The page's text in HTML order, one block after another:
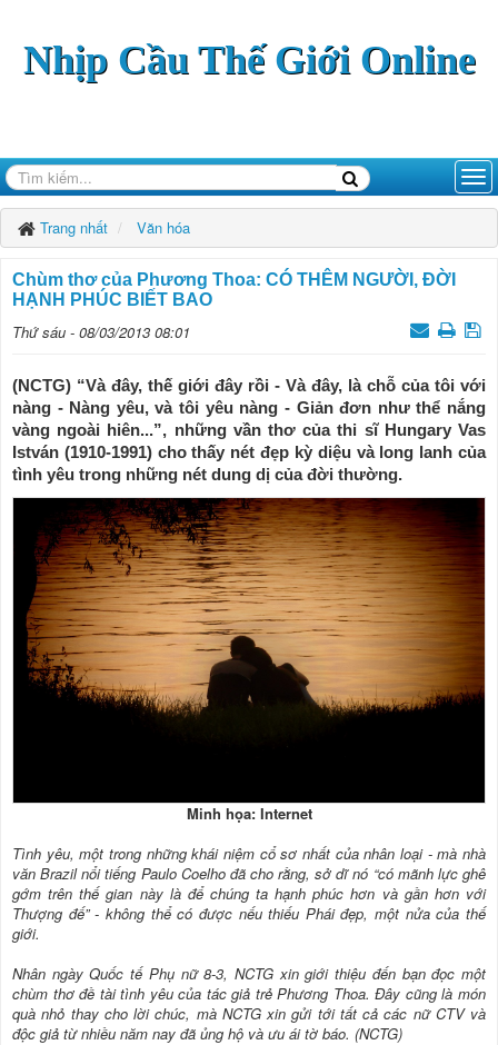
Nhịp Cầu Thế Giới Online
Trang nhất Văn hóa
Chùm thơ của Phương Thoa: CÓ THÊM NGƯỜI, ĐỜI
HẠNH PHÚC BIẾT BAO
Thứ sáu - 08/03/2013 08:01
(NCTG) “Và đây, thế giới đây rồi - Và đây, là chỗ của tôi với
nàng - Nàng yêu, và tôi yêu nàng - Giản đơn như thể nắng
vàng ngoài hiên...”, những vần thơ của thi sĩ Hungary Vas
István (1910-1991) cho thấy nét đẹp kỳ diệu và long lanh của
tình yêu trong những nét dung dị của đời thường.
Minh họa: Internet
Tình yêu, một trong những khái niệm cổ sơ nhất của nhân loại - mà nhà
văn Brazil nổi tiếng Paulo Coelho đã cho rằng, sở dĩ nó “có mãnh lực ghê
gớm trên thế gian này là để chúng ta hạnh phúc hơn và gần hơn với
Thượng đế” - không thể có được nếu thiếu Phái đẹp, một nửa của thế
giới.
Nhân ngày Quốc tế Phụ nữ 8-3, NCTG xin giới thiệu đến bạn đọc một
chùm thơ đề tài tình yêu của tác giả trẻ Phương Thoa. Đây cũng là món
quà nhỏ thay cho lời chúc, mà NCTG xin gửi tới tất cả các nữ CTV và
độc giả từ nhiều năm nay đã ủng hộ và ưu ái tờ báo. (NCTG)